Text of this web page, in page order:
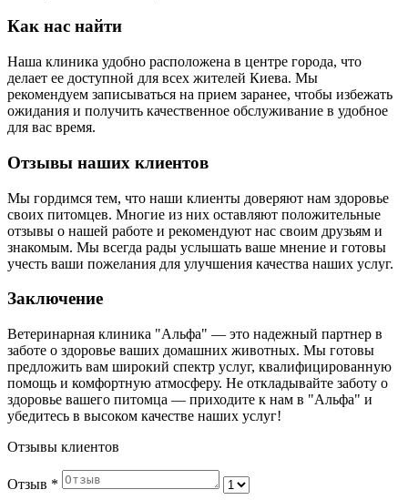
Как нас найти
Наша клиника удобно расположена в центре города, что
делает ее доступной для всех жителей Киева. Мы
рекомендуем записываться на прием заранее, чтобы избежать
ожидания и получить качественное обслуживание в удобное
для вас время.
Отзывы наших клиентов
Мы гордимся тем, что наши клиенты доверяют нам здоровье
своих питомцев. Многие из них оставляют положительные
отзывы о нашей работе и рекомендуют нас своим друзьям и
знакомым. Мы всегда рады услышать ваше мнение и готовы
учесть ваши пожелания для улучшения качества наших услуг.
Заключение
Ветеринарная клиника "Альфа" — это надежный партнер в
заботе о здоровье ваших домашних животных. Мы готовы
предложить вам широкий спектр услуг, квалифицированную
помощь и комфортную атмосферу. Не откладывайте заботу о
здоровье вашего питомца — приходите к нам в "Альфа" и
убедитесь в высоком качестве наших услуг!
Отзывы клиентов
Отзыв *